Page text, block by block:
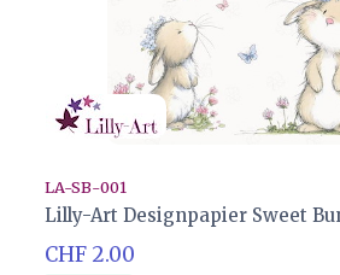
LA-SB-001
Lilly-Art Designpapier Sweet
CHF 2.00